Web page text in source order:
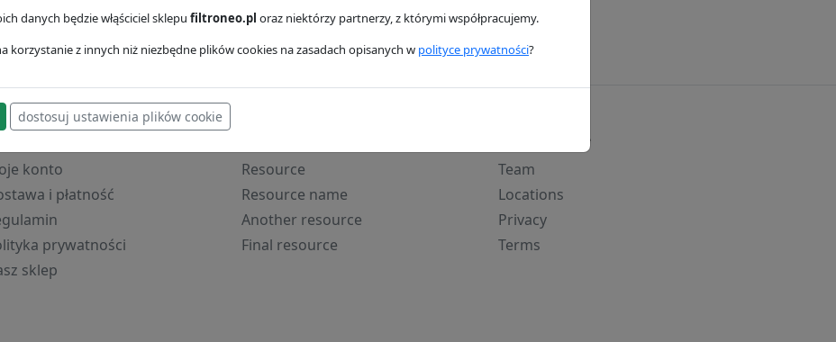
zł
100.26 zł
247.71 zł
konto
i płatność
prywatności
sklep
Resource
Resource name
Another resource
Final resource
Kategorie
Team
Locations
Privacy
Terms
danych będzie włąściciel sklepu filtroneo.pl oraz niektórzy partnerzy, z którymi współpracujemy.
korzystanie z innych niż niezbędne plików cookies na zasadach opisanych w polityce prywatności?
dostosuj ustawienia plików cookie